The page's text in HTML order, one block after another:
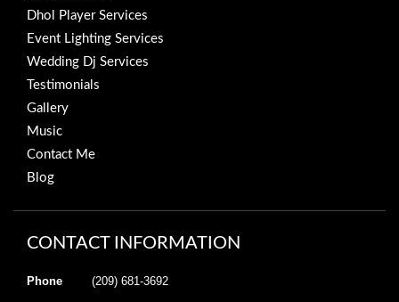
Dhol Player Services
Event Lighting Services
Wedding Dj Services
Testimonials
Gallery
Music
Contact Me
Blog
CONTACT INFORMATION
Phone (209) 681-3692